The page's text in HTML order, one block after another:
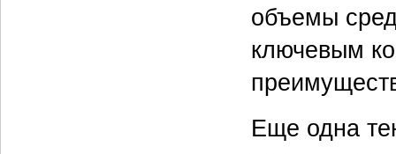
объемы
ключевым
Еще одна